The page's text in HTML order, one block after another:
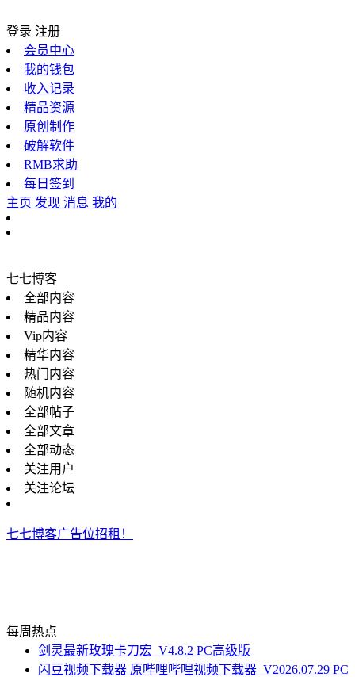
登录 注册
会员中心
我的钱包
收入记录
精品资源
原创制作
破解软件
RMB求助
每日签到
主页 发现 消息 我的
七七博客
全部内容
精品内容
Vip内容
精华内容
热门内容
随机内容
全部帖子
全部文章
全部动态
关注用户
关注论坛
七七博客广告位招租！
每周热点
剑灵最新玫瑰卡刀宏_V4.8.2 PC高级版
闪豆视频下载器 原哔哩哔哩视频下载器_V2026.07.29 PC